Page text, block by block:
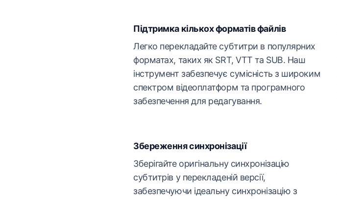
Підтримка кількох форматів файлів
Легко перекладайте субтитри в популярних
форматах, таких як SRT, VTT та SUB. Наш
інструмент забезпечує сумісність з широким
спектром відеоплатформ та програмного
забезпечення для редагування.
Збереження синхронізації
Зберігайте оригінальну синхронізацію
субтитрів у перекладеній версії,
забезпечуючи ідеальну синхронізацію з